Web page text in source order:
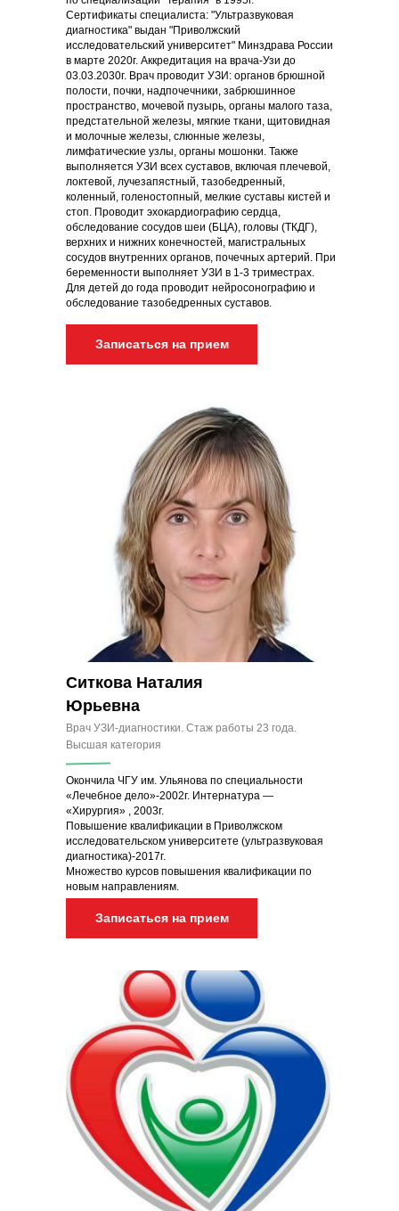
Врач УЗИ-диагностики. Стаж работы 23 года.
Высшая категория
Записаться на прием
Ситкова Наталия
Юрьевна
Окончила ЧГУ им. Ульянова по специальности
«Лечебное дело»-2002г. Интернатура —
«Хирургия» , 2003г.
Повышение квалификации в Приволжском
исследовательском университете (ультразвуковая
диагностика)-2017г.
Множество курсов повышения квалификации по
новым направлениям.
Сертификаты специалиста: "Ультразвуковая
диагностика" выдан "Приволжский
исследовательский университет" Минздрава России
в марте 2020г. Аккредитация на врача-Узи до
03.03.2030г. Врач проводит УЗИ: органов брюшной
полости, почки, надпочечники, забрюшинное
пространство, мочевой пузырь, органы малого таза,
предстательной железы, мягкие ткани, щитовидная
и молочные железы, слюнные железы,
лимфатические узлы, органы мошонки. Также
выполняется УЗИ всех суставов, включая плечевой,
локтевой, лучезапястный, тазобедренный,
коленный, голеностопный, мелкие суставы кистей и
стоп. Проводит эхокардиографию сердца,
обследование сосудов шеи (БЦА), головы (ТКДГ),
верхних и нижних конечностей, магистральных
сосудов внутренних органов, почечных артерий. При
беременности выполняет УЗИ в 1-3 триместрах.
Для детей до года проводит нейросонографию и
обследование тазобедренных суставов.
Записаться на прием